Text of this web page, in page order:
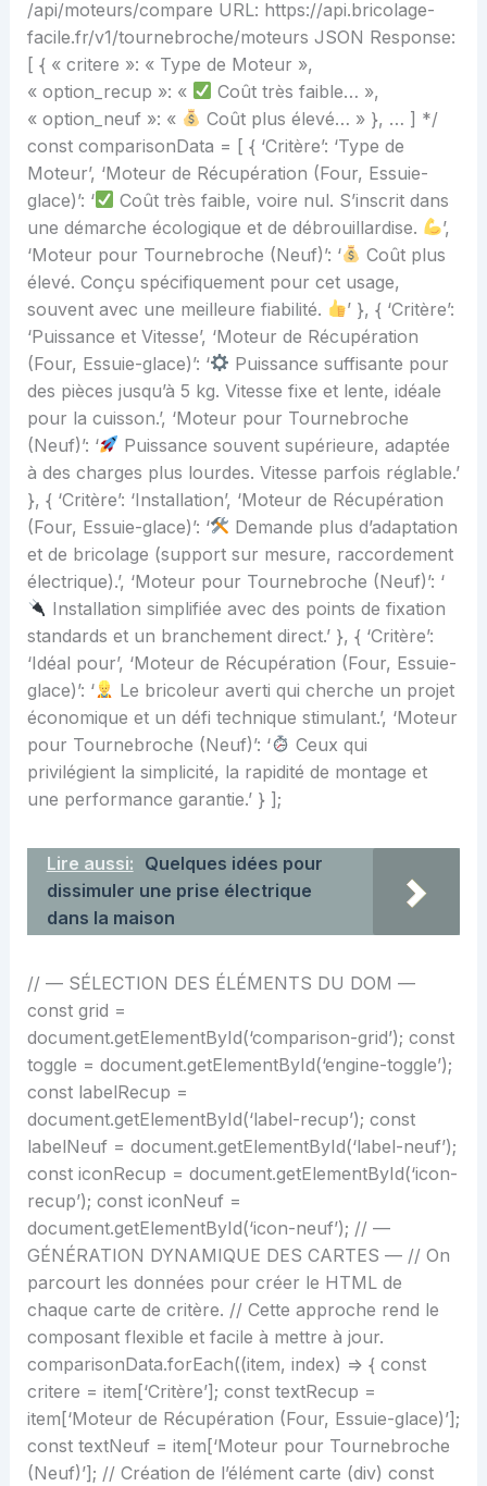
/api/moteurs/compare URL: https://api.bricolage-
facile.fr/v1/tournebroche/moteurs JSON Response:
[ { « critere »: « Type de Moteur »,
« option_recup »: «
Coût très faible… »,
« option_neuf »: «
Coût plus élevé… » }, … ] */
const comparisonData = [ { ‘Critère’: ‘Type de
Moteur’, ‘Moteur de Récupération (Four, Essuie-
glace)’: ‘
Coût très faible, voire nul. S’inscrit dans
une démarche écologique et de débrouillardise.
’,
‘Moteur pour Tournebroche (Neuf)’: ‘
Coût plus
élevé. Conçu spécifiquement pour cet usage,
souvent avec une meilleure fiabilité.
’ }, { ‘Critère’:
‘Puissance et Vitesse’, ‘Moteur de Récupération
(Four, Essuie-glace)’: ‘
Puissance suffisante pour
des pièces jusqu’à 5 kg. Vitesse fixe et lente, idéale
pour la cuisson.’, ‘Moteur pour Tournebroche
(Neuf)’: ‘
Puissance souvent supérieure, adaptée
à des charges plus lourdes. Vitesse parfois réglable.’
}, { ‘Critère’: ‘Installation’, ‘Moteur de Récupération
(Four, Essuie-glace)’: ‘
Demande plus d’adaptation
et de bricolage (support sur mesure, raccordement
électrique).’, ‘Moteur pour Tournebroche (Neuf)’: ‘
Installation simplifiée avec des points de fixation
standards et un branchement direct.’ }, { ‘Critère’:
‘Idéal pour’, ‘Moteur de Récupération (Four, Essuie-
glace)’: ‘
Le bricoleur averti qui cherche un projet
économique et un défi technique stimulant.’, ‘Moteur
pour Tournebroche (Neuf)’: ‘
Ceux qui
privilégient la simplicité, la rapidité de montage et
une performance garantie.’ } ];
Lire aussi: Quelques idées pour
dissimuler une prise électrique
dans la maison
// — SÉLECTION DES ÉLÉMENTS DU DOM —
const grid =
document.getElementById(‘comparison-grid’); const
toggle = document.getElementById(‘engine-toggle’);
const labelRecup =
document.getElementById(‘label-recup’); const
labelNeuf = document.getElementById(‘label-neuf’);
const iconRecup = document.getElementById(‘icon-
recup’); const iconNeuf =
document.getElementById(‘icon-neuf’); // —
GÉNÉRATION DYNAMIQUE DES CARTES — // On
parcourt les données pour créer le HTML de
chaque carte de critère. // Cette approche rend le
composant flexible et facile à mettre à jour.
comparisonData.forEach((item, index) => { const
critere = item[‘Critère’]; const textRecup =
item[‘Moteur de Récupération (Four, Essuie-glace)’];
const textNeuf = item[‘Moteur pour Tournebroche
(Neuf)’]; // Création de l’élément carte (div) const